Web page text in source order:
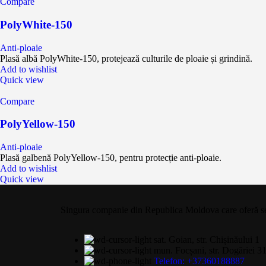
PolyWhite-150
Anti-ploaie
Plasă albă PolyWhite-150, protejează culturile de ploaie și grindină.
Add to wishlist
Quick view
Compare
PolyYellow-150
Anti-ploaie
Plasă galbenă PolyYellow-150, pentru protecție anti-ploaie.
Add to wishlist
Quick view
Telefon: +37360188887